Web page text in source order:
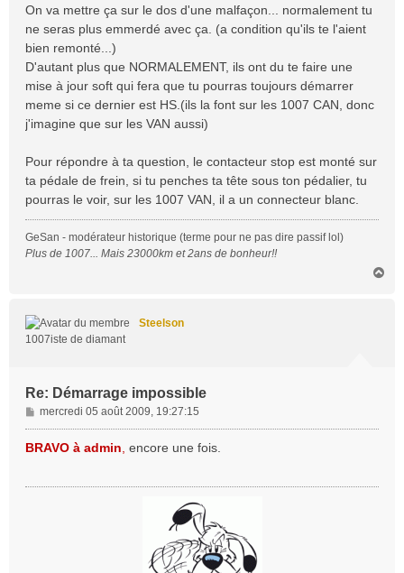
On va mettre ça sur le dos d'une malfaçon... normalement tu
ne seras plus emmerdé avec ça. (a condition qu'ils te l'aient
bien remonté...)
D'autant plus que NORMALEMENT, ils ont du te faire une
mise à jour soft qui fera que tu pourras toujours démarrer
meme si ce dernier est HS.(ils la font sur les 1007 CAN, donc
j'imagine que sur les VAN aussi)
Pour répondre à ta question, le contacteur stop est monté sur
ta pédale de frein, si tu penches ta tête sous ton pédalier, tu
pourras le voir, sur les 1007 VAN, il a un connecteur blanc.
GeSan - modérateur historique (terme pour ne pas dire passif lol)
Plus de 1007... Mais 23000km et 2ans de bonheur!!
Steelson
1007iste de diamant
Re: Démarrage impossible
M
e
s
mercredi 05 août 2009, 19:27:15
BRAVO à admin, encore une fois.